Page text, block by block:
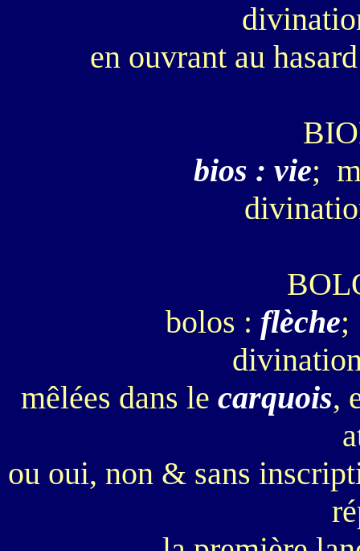
en ouvrant au
bios : vie;
bolos : flèche;
mêlées dans le carquois,
ou oui, non & sans